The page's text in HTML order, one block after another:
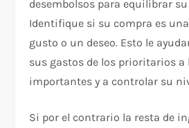
desembolsos para equilibrar
Identifique si su compra es
gusto o un deseo. Esto le
sus gastos de los prioritarios a
importantes y a controlar su
Si por el contrario la resta de